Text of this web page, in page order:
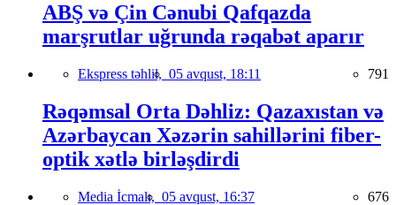
ABŞ və Çin Cənubi Qafqazda
marşrutlar uğrunda rəqabət aparır
Ekspress təhlil, 05 avqust, 18:11 791
Rəqəmsal Orta Dəhliz: Qazaxıstan və
Azərbaycan Xəzərin sahillərini fiber-
optik xətlə birləşdirdi
Media İcmalı, 05 avqust, 16:37 676